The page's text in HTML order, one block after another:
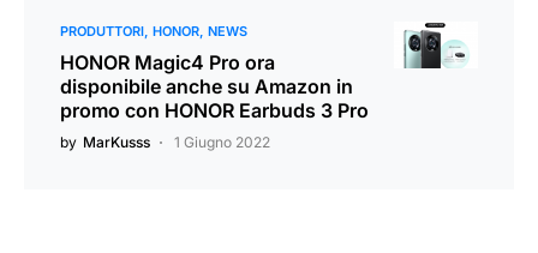
PRODUTTORI HONOR NEWS
HONOR Magic4 Pro ora
disponibile anche su Amazon in
promo con HONOR Earbuds 3 Pro
by MarKusss 1 Giugno 2022